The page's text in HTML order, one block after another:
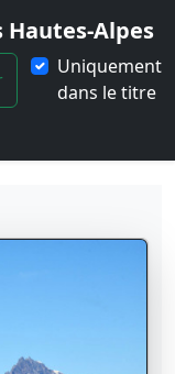
Hautes-Alpes
Uniquement
dans le titre